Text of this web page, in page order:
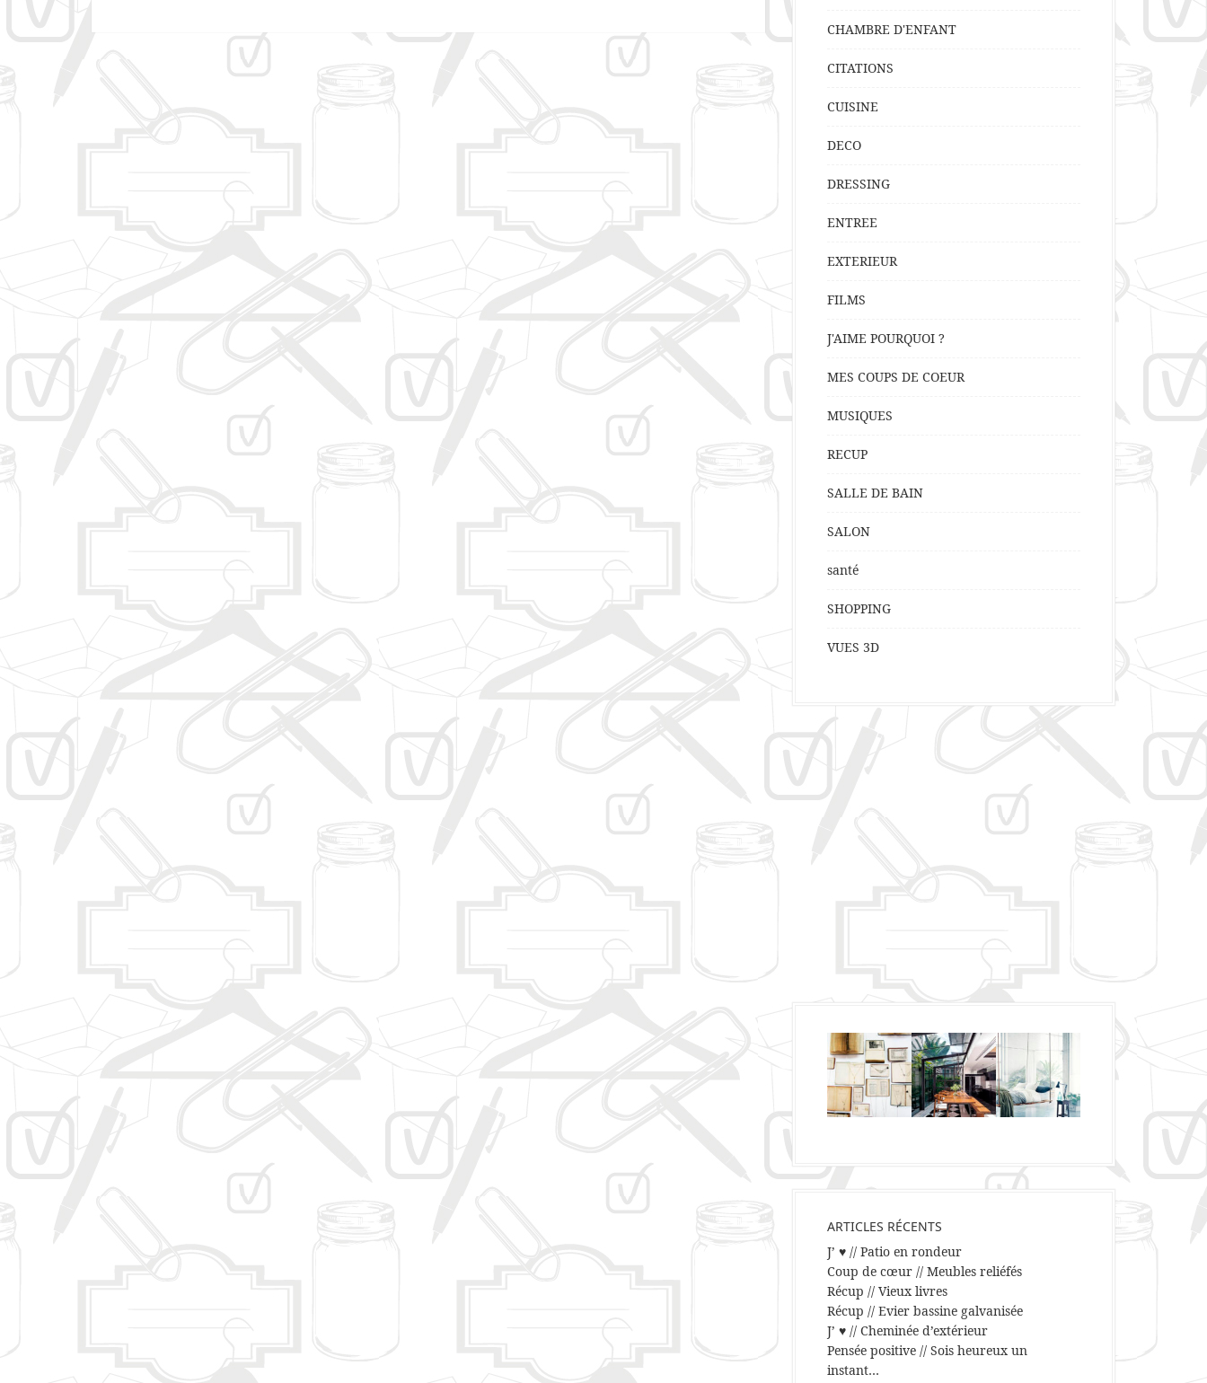
CHAMBRE D'ENFANT
CITATIONS
CUISINE
DECO
DRESSING
ENTREE
EXTERIEUR
FILMS
J'AIME POURQUOI ?
MES COUPS DE COEUR
MUSIQUES
RECUP
SALLE DE BAIN
SALON
santé
SHOPPING
VUES 3D
ARTICLES RÉCENTS
J’ ♥ // Patio en rondeur
Coup de cœur // Meubles reliéfés
Récup // Vieux livres
Récup // Evier bassine galvanisée
J’ ♥ // Cheminée d’extérieur
Pensée positive // Sois heureux un
instant…